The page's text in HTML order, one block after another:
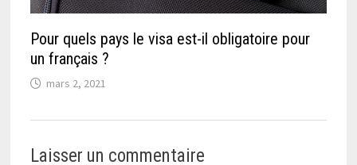
Pour quels pays le visa est-il obligatoire pour
un français ?
mars 2, 2021
Laisser un commentaire